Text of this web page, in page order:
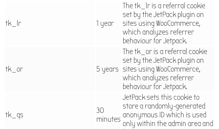
tk_lr 1 year
The tk_lr is a referral cookie
set by the JetPack plugin on
sites using WooCommerce,
which analyzes referrer
behaviour for Jetpack.
tk_or 5 years
The tk_or is a referral cookie
set by the JetPack plugin on
sites using WooCommerce,
which analyzes referrer
behaviour for Jetpack.
tk_qs
30
minutes
JetPack sets this cookie to
store a randomly-generated
anonymous ID which is used
only within the admin area and